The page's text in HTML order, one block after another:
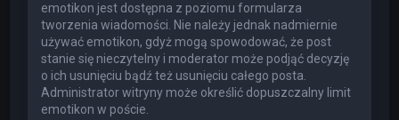
emotikon jest dostępna z poziomu formularza
tworzenia wiadomości. Nie należy jednak nadmiernie
używać emotikon, gdyż mogą spowodować, że post
stanie się nieczytelny i moderator może podjąć decyzję
o ich usunięciu bądź też usunięciu całego posta.
Administrator witryny może określić dopuszczalny limit
emotikon w poście.